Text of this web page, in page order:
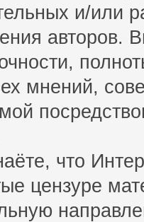
и/или
авторов.
мнений,
что
цензуре